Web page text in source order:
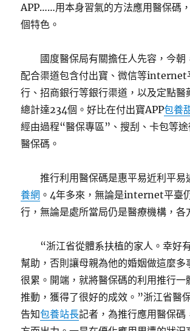
APP……用本身習氣的方法應用醫保碼
個特色。
國度醫保局有關擔任人先容，今朝
配合渠道包含付出寶、微信等internet
行、招商銀行等銀行渠道，以及定點醫
總計達234個。好比在付出寶APP包養
經由過程“醫保專區”、搜刮、卡包等途
醫保碼。
推行利用醫保碼是惠平易近利平易
養網 。4年多來，無論是internet平臺
行，無論是處所當局仍是醫療機構，各
“浙江省從體系扶植的家人。幸好
幫助，否則讓母親為他的婚姻做這麼多
很累。開端，就將醫保碼的利用推行一
推動，獲得了很好的成效。”浙江省醫
告知包養站長記者，為推行應用醫保碼